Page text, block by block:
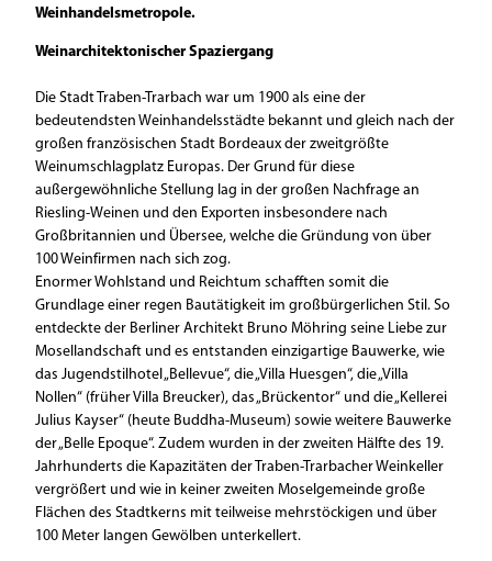
Weinhandelsmetropole.
Weinarchitektonischer Spaziergang
Die Stadt Traben-Trarbach war um 1900 als eine der
bedeutendsten Weinhandelsstädte bekannt und gleich nach der
großen französischen Stadt Bordeaux der zweitgrößte
Weinumschlagplatz Europas. Der Grund für diese
außergewöhnliche Stellung lag in der großen Nachfrage an
Riesling-Weinen und den Exporten insbesondere nach
Großbritannien und Übersee, welche die Gründung von über
100 Weinfirmen nach sich zog.
Enormer Wohlstand und Reichtum schafften somit die
Grundlage einer regen Bautätigkeit im großbürgerlichen Stil. So
entdeckte der Berliner Architekt Bruno Möhring seine Liebe zur
Mosellandschaft und es entstanden einzigartige Bauwerke, wie
das Jugendstilhotel „Bellevue“, die „Villa Huesgen“, die „Villa
Nollen“ (früher Villa Breucker), das „Brückentor“ und die „Kellerei
Julius Kayser“ (heute Buddha-Museum) sowie weitere Bauwerke
der „Belle Epoque“. Zudem wurden in der zweiten Hälfte des 19.
Jahrhunderts die Kapazitäten der Traben-Trarbacher Weinkeller
vergrößert und wie in keiner zweiten Moselgemeinde große
Flächen des Stadtkerns mit teilweise mehrstöckigen und über
100 Meter langen Gewölben unterkellert.